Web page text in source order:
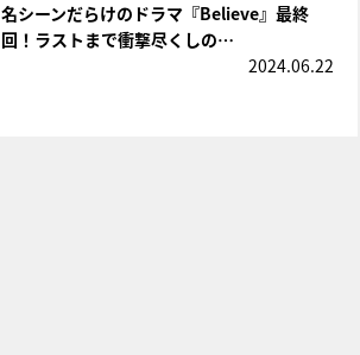
名シーンだらけのドラマ『Believe』最終
回！ラストまで衝撃尽くしの…
2024.06.22